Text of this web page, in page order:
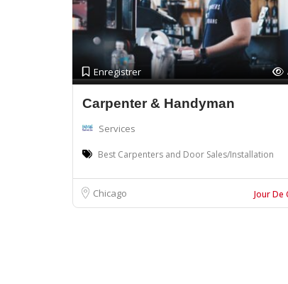
Enregistrer
Carpenter & Handyman
Services
Best Carpenters and Door Sales/Installation
Chicago Jour De